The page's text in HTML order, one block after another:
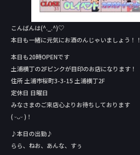
こんばんは(^._.^)♡
本日も一緒に元気にお酒のんじゃいましょう！！
本日も20時OPENです
土浦横丁の2Fピンクが目印のお店になります！
住所 土浦市桜町3-3-15 土浦横丁2F
定休日 日曜日
みなさまのご来店心よりお待ちしております
( ᵕᴗᵕ )！
♪本日の出勤♪
らら、ねお、あんな、すぅ